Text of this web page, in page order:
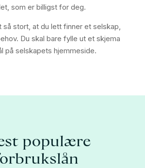
som er billigst for deg.
så stort, at du lett finner et selskap,
Du skal bare fylle ut et skjema
på selskapets hjemmeside.
populære